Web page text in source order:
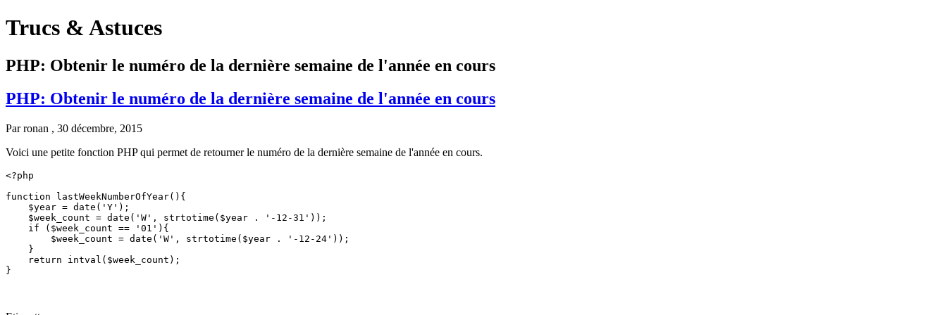
Trucs & Astuces
PHP: Obtenir le numéro de la dernière semaine de l'année en cours
PHP: Obtenir le numéro de la dernière semaine de l'année en cours
Parronan , 30 décembre, 2015
Voici une petite fonction PHP qui permet de retourner le numéro de la dernière semaine de l'année en cours.
<?php
function lastWeekNumberOfYear(){
    $year = date('Y');
    $week_count = date('W', strtotime($year . '-12-31'));
    if ($week_count == '01'){
        $week_count = date('W', strtotime($year . '-12-24'));
    }
    return intval($week_count);
}